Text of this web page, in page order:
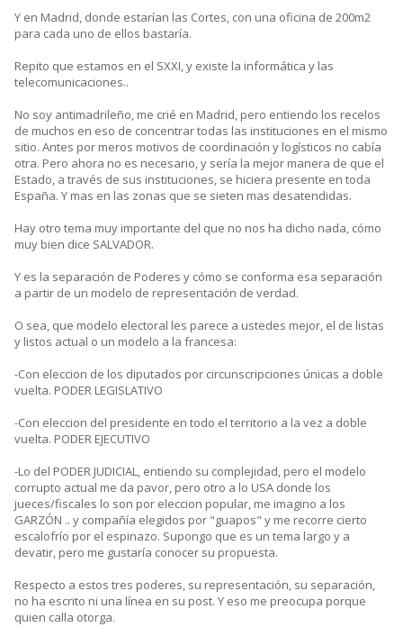
Y en Madrid, donde estarían las Cortes, con una oficina de 200m2
para cada uno de ellos bastaría.
Repito que estamos en el SXXI, y existe la informática y las
telecomunicaciones..
No soy antimadrileño, me crié en Madrid, pero entiendo los recelos
de muchos en eso de concentrar todas las instituciones en el mismo
sitio. Antes por meros motivos de coordinación y logísticos no cabía
otra. Pero ahora no es necesario, y sería la mejor manera de que el
Estado, a través de sus instituciones, se hiciera presente en toda
España. Y mas en las zonas que se sieten mas desatendidas.
Hay otro tema muy importante del que no nos ha dicho nada, cómo
muy bien dice SALVADOR.
Y es la separación de Poderes y cómo se conforma esa separación
a partir de un modelo de representación de verdad.
O sea, que modelo electoral les parece a ustedes mejor, el de listas
y listos actual o un modelo a la francesa:
-Con eleccion de los diputados por circunscripciones únicas a doble
vuelta. PODER LEGISLATIVO
-Con eleccion del presidente en todo el territorio a la vez a doble
vuelta. PODER EJECUTIVO
-Lo del PODER JUDICIAL, entiendo su complejidad, pero el modelo
corrupto actual me da pavor, pero otro a lo USA donde los
jueces/fiscales lo son por eleccion popular, me imagino a los
GARZÓN .. y compañía elegidos por "guapos" y me recorre cierto
escalofrío por el espinazo. Supongo que es un tema largo y a
devatir, pero me gustaría conocer su propuesta.
Respecto a estos tres poderes, su representación, su separación,
no ha escrito ni una línea en su post. Y eso me preocupa porque
quien calla otorga.